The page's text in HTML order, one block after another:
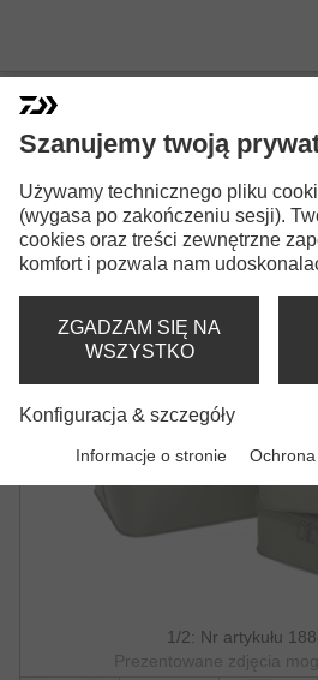
INFINITY® EVA
MANAGER
TORBA KARPIOWA
1/2: Nr artykułu
Prezentowane zdjęcia
Szanujemy twoją
Używamy technicznego pliku
(wygasa po zakończeniu sesji).
cookies oraz treści zewnętrzne
komfort i pozwala nam
ZGADZAM SIĘ NA
WSZYSTKO
Konfiguracja & szczegóły
Informacje o stronie